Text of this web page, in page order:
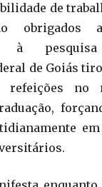
de
obrigados
à
de Goiás
refeições no